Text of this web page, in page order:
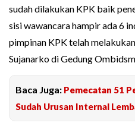
sudah dilakukan KPK baik
sisi wawancara hampir ada 6
pimpinan KPK telah
Sujanarko di Gedung
Baca Juga: Pemecatan 51
Sudah Urusan Internal